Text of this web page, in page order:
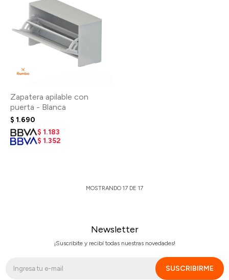
Zapatera apilable con
puerta - Blanca
$ 1.690
$ 1.183
$ 1.352
MOSTRANDO 17 DE 17
Newsletter
¡Suscribite y recibí todas nuestras novedades!
SUSCRIBIRME